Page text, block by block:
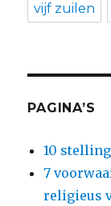
vijf zuilen
PAGINA’S
10
7
religieus